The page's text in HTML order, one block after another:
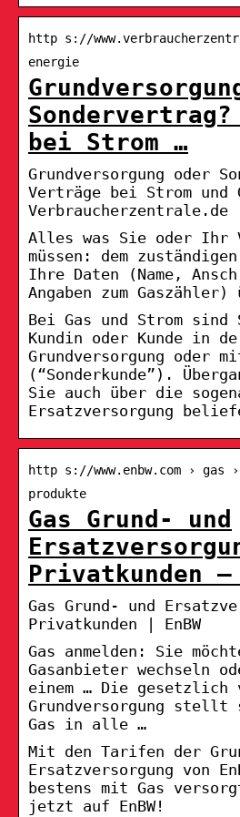
http s://
energie
bei Strom …
Grundversorgung oder
Verträge bei Strom und
Verbraucherzentrale.de
Alles was Sie oder Ihr
müssen: dem
Ihre Daten (Name,
Angaben zum
Bei Gas und Strom sind
Kundin oder Kunde in
Grundversorgung oder
(“Sonderkunde”).
Sie auch über die
Ersatzversorgung
http s://www.enbw.com › gas
produkte
Gas Grund- und
Privatkunden –
Gas Grund- und
Privatkunden | EnBW
Gas anmelden: Sie
Gasanbieter wechseln
einem … Die gesetzlich
Grundversorgung stellt
Gas in alle …
Mit den Tarifen der
Ersatzversorgung von
bestens mit Gas
jetzt auf EnBW!